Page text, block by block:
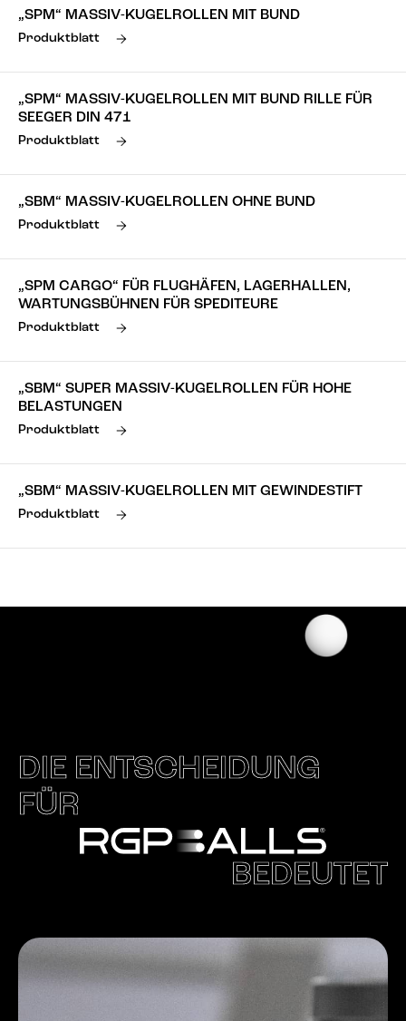
„SPM“ MASSIV-KUGELROLLEN MIT BUND
Produktblatt
„SPM“ MASSIV-KUGELROLLEN MIT BUND RILLE FÜR
SEEGER DIN 471
Produktblatt
„SBM“ MASSIV-KUGELROLLEN OHNE BUND
Produktblatt
„SPM CARGO“ FÜR FLUGHÄFEN, LAGERHALLEN,
WARTUNGSBÜHNEN FÜR SPEDITEURE
Produktblatt
„SBM“ SUPER MASSIV-KUGELROLLEN FÜR HOHE
BELASTUNGEN
Produktblatt
„SBM“ MASSIV-KUGELROLLEN MIT GEWINDESTIFT
Produktblatt
DIE ENTSCHEIDUNG
FÜR
BEDEUTET